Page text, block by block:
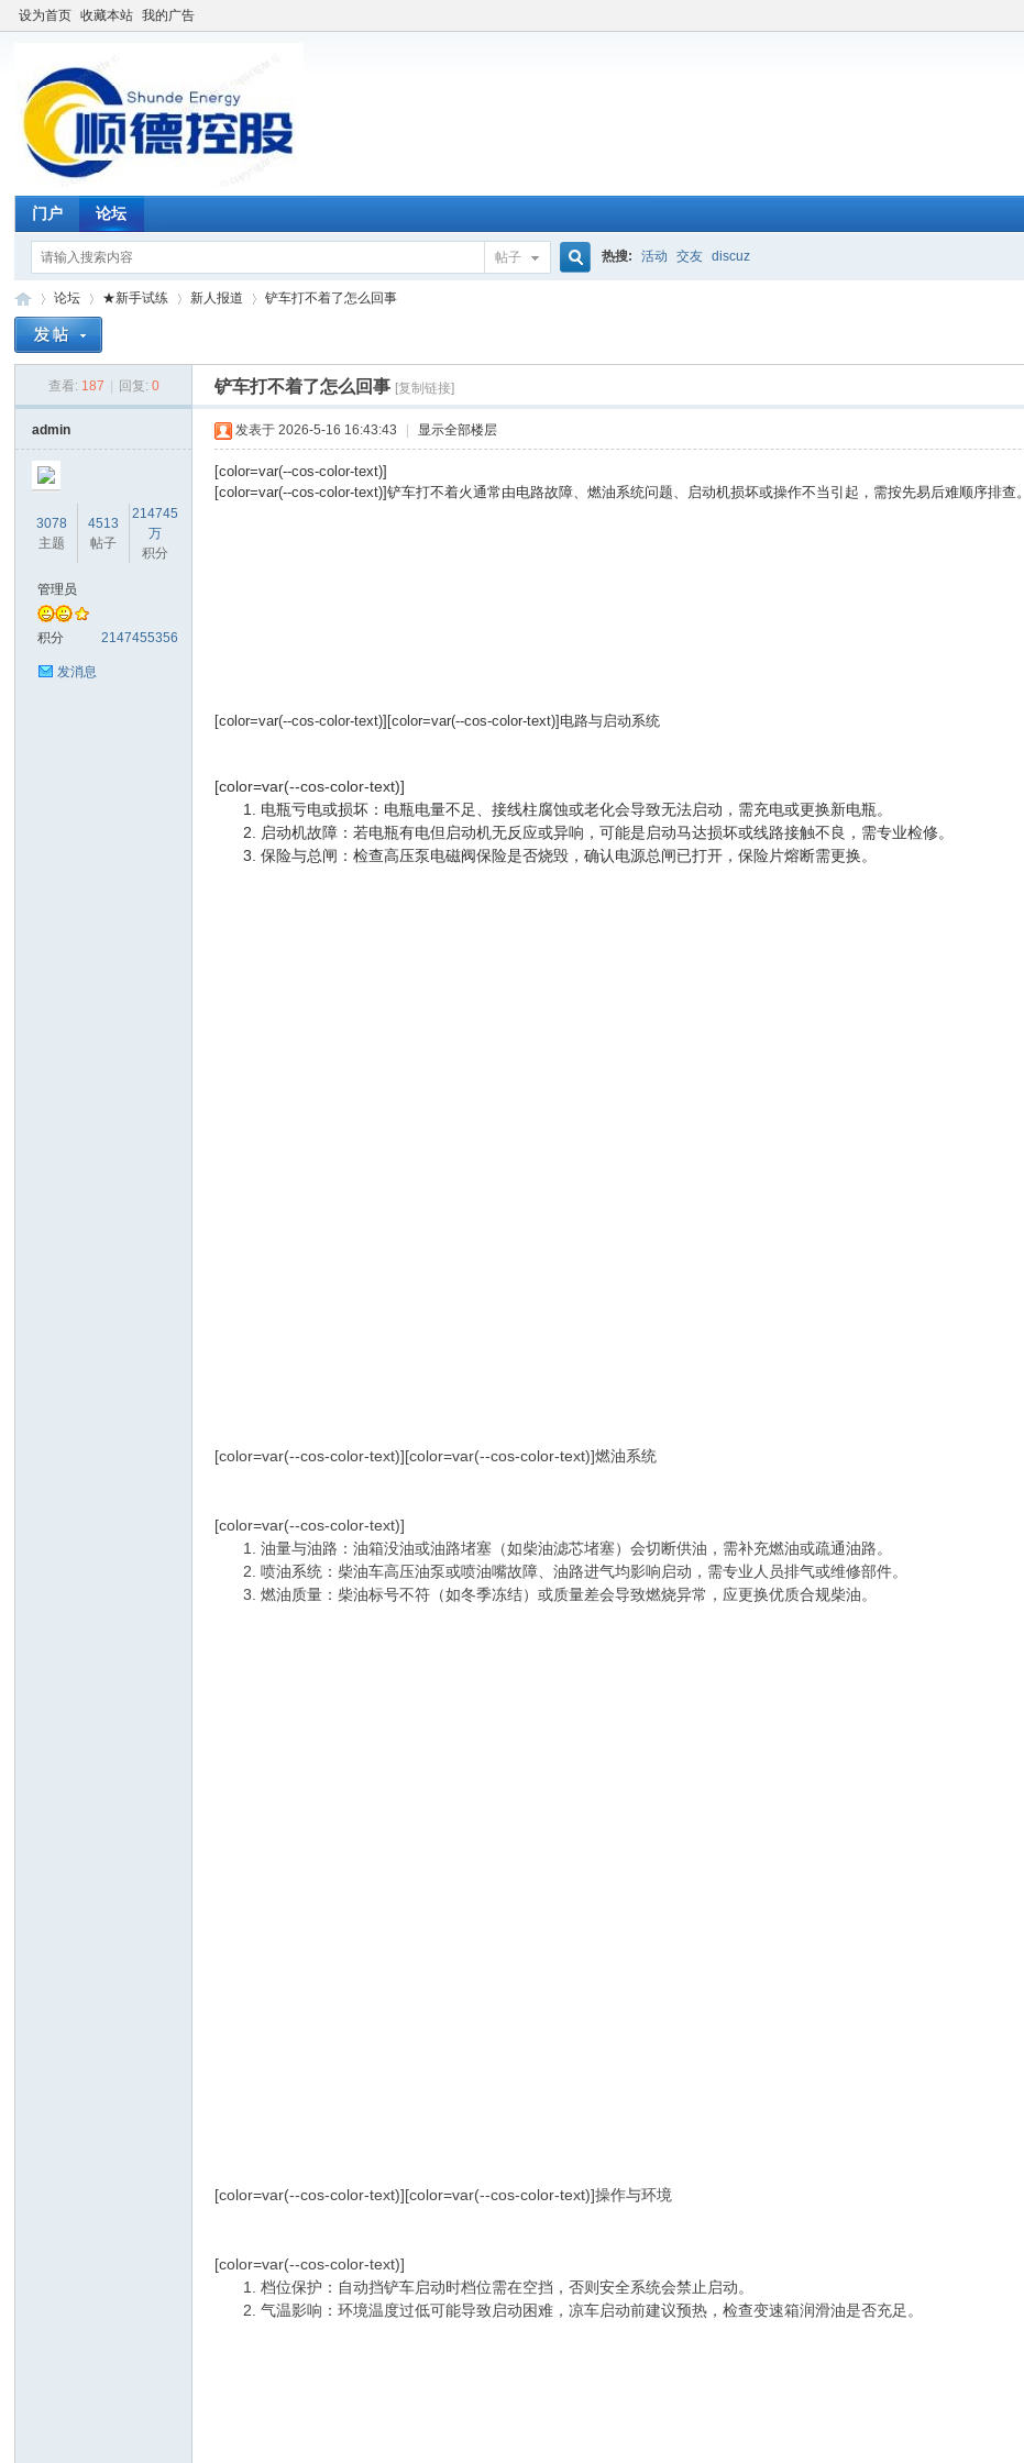
设为首页 收藏本站 我的广告
门户 论坛
帖子 热搜: 活动 交友 discuz
论坛
›
★新手试练 新人报道
›
铲车打不着了怎么回事
查看: 187 回复: 0 铲车打不着了怎么回事 [复制链接]
admin
3078
主题
4513
帖子
214745
万
积分
管理员
积分 2147455356
发消息
发表于 2026-5-16 16:43:43 显示全部楼层
[color=var(--cos-color-text)]
[color=var(--cos-color-text)]铲车打不着火通常由‌电路故障‌、‌燃油系统问题‌、‌启动机损坏‌或‌操作不当‌引起，需按先易后难顺序排查。‌‌‌
[color=var(--cos-color-text)] [color=var(--cos-color-text)]电路与启动系统
[color=var(--cos-color-text)]
‌电瓶亏电或损坏‌：电瓶电量不足、接线柱腐蚀或老化会导致无法启动，需充电或更换新电瓶。
‌启动机故障‌：若电瓶有电但启动机无反应或异响，可能是启动马达损坏或线路接触不良，需专业检修。
‌保险与总闸‌：检查高压泵电磁阀保险是否烧毁，确认电源总闸已打开，保险片熔断需更换。‌‌‌
[color=var(--cos-color-text)][color=var(--cos-color-text)]燃油系统
[color=var(--cos-color-text)]
‌油量与油路‌：油箱没油或油路堵塞（如柴油滤芯堵塞）会切断供油，需补充燃油或疏通油路。
‌喷油系统‌：柴油车高压油泵或喷油嘴故障、油路进气均影响启动，需专业人员排气或维修部件。
‌燃油质量‌：柴油标号不符（如冬季冻结）或质量差会导致燃烧异常，应更换优质合规柴油。‌‌‌
[color=var(--cos-color-text)][color=var(--cos-color-text)]操作与环境
[color=var(--cos-color-text)]
‌档位保护‌：自动挡铲车启动时档位需在空挡，否则安全系统会禁止启动。
‌气温影响‌：环境温度过低可能导致启动困难，凉车启动前建议预热，检查变速箱润滑油是否充足。‌‌‌